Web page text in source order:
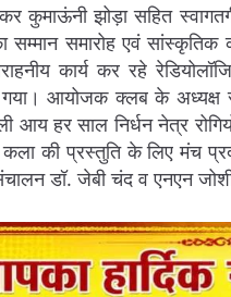
कुमाऊंनी झोड़ा सहित
सम्मान समारोह एवं
कार्य कर रहे
आयोजक क्लब के अध्यक्ष
आय हर साल निर्धन नेत्र
की प्रस्तुति के लिए मंच
डॉ. जेबी चंद व एनएन जोशी